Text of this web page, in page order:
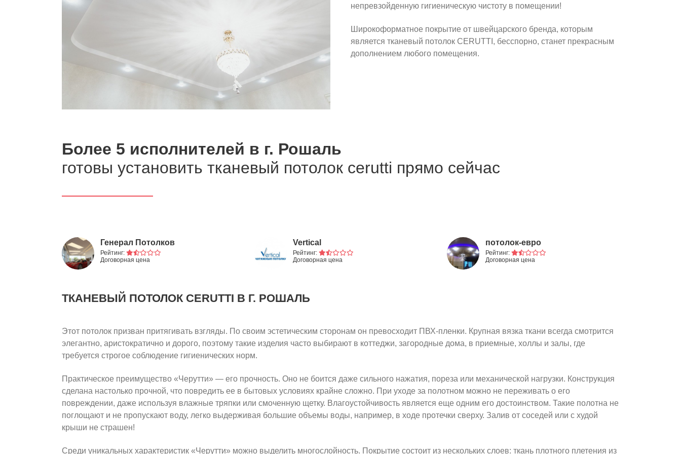
непревзойденную гигиеническую чистоту в помещении!
Широкоформатное покрытие от швейцарского бренда, которым
является тканевый потолок CERUTTI, бесспорно, станет прекрасным
дополнением любого помещения.
Более 5 исполнителей в г. Рошаль
готовы установить тканевый потолок cerutti прямо сейчас
Генерал Потолков
Рейтинг:
Договорная цена
Vertical
Рейтинг:
Договорная цена
потолок-евро
Рейтинг:
Договорная цена
ТКАНЕВЫЙ ПОТОЛОК CERUTTI В Г. РОШАЛЬ
Этот потолок призван притягивать взгляды. По своим эстетическим сторонам он превосходит ПВХ-пленки. Крупная вязка ткани всегда смотрится
элегантно, аристократично и дорого, поэтому такие изделия часто выбирают в коттеджи, загородные дома, в приемные, холлы и залы, где
требуется строгое соблюдение гигиенических норм.
Практическое преимущество «Черутти» — его прочность. Оно не боится даже сильного нажатия, пореза или механической нагрузки. Конструкция
сделана настолько прочной, что повредить ее в бытовых условиях крайне сложно. При уходе за полотном можно не переживать о его
повреждении, даже используя влажные тряпки или смоченную щетку. Влагоустойчивость является еще одним его достоинством. Такие полотна не
поглощают и не пропускают воду, легко выдерживая большие объемы воды, например, в ходе протечки сверху. Залив от соседей или с худой
крыши не страшен!
Среди уникальных характеристик «Черутти» можно выделить многослойность. Покрытие состоит из нескольких слоев: ткань плотного плетения из